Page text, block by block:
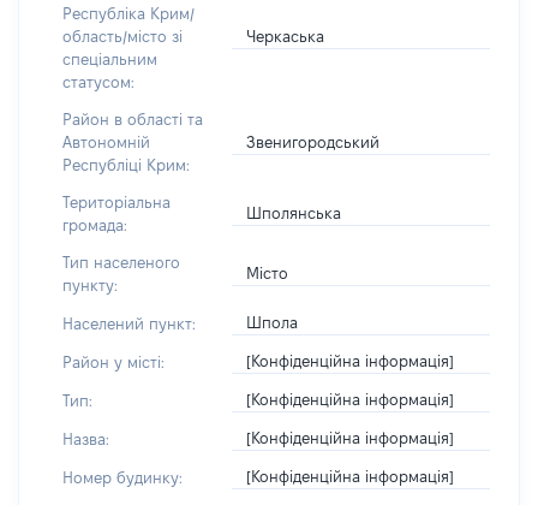
Республіка Крим/
область/місто зі
спеціальним
статусом:
Черкаська
Район в області та
Автономній
Республіці Крим:
Звенигородський
Територіальна
громада:
Шполянська
Тип населеного
пункту:
Місто
Населений пункт: Шпола
Район у місті: [Конфіденційна інформація]
Тип: [Конфіденційна інформація]
Назва: [Конфіденційна інформація]
Номер будинку: [Конфіденційна інформація]